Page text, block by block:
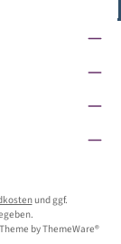
und ggf.
byThemeWare®